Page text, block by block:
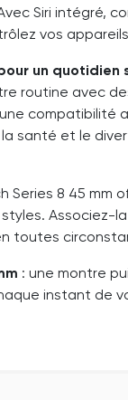
Siri intégré,
vos
un quotidien
routine avec
compatibilité
santé et le
Series 8 45 mm
Associez-
toutes
: une montre
instant de